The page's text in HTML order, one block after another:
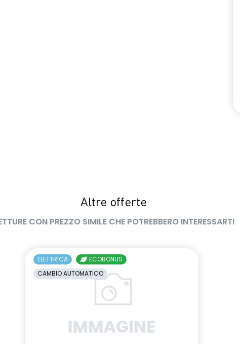
Altre offerte
CON PREZZO SIMILE CHE POTREBBERO INTERESSARTI
ELETTRICA
ECOBONUS
CAMBIO AUTOMATICO